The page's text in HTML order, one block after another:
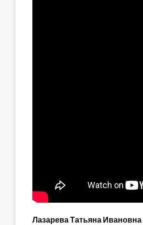
Лазарева Татьяна Ивановна